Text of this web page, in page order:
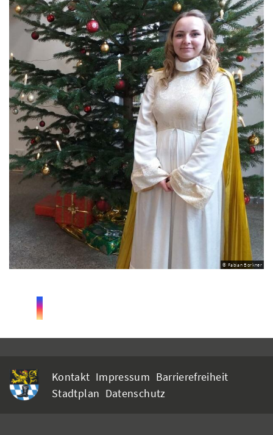
© Fabian Borkner
Kontakt Impressum Barrierefreiheit
Stadtplan Datenschutz